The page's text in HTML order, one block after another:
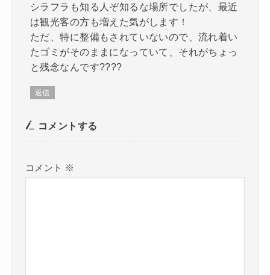
シラフラも知る人ぞ知るな場所でしたが、最近
は観光客の方も増えた気がします！
ただ、特に整備もされていないので、流れ着い
たゴミがそのままになっていて、それがちょっ
と残念なんです????
返信
コメントする
コメント ※